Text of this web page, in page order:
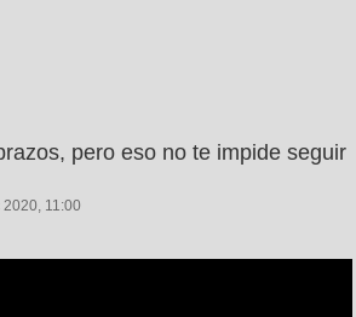
pero eso no te impide seguir
2020, 11:00